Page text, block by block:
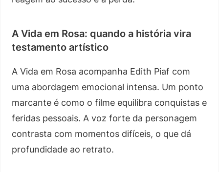
A Vida em Rosa: quando a história vira
testamento artístico
A Vida em Rosa acompanha Edith Piaf com
uma abordagem emocional intensa. Um ponto
marcante é como o filme equilibra conquistas e
feridas pessoais. A voz forte da personagem
contrasta com momentos difíceis, o que dá
profundidade ao retrato.